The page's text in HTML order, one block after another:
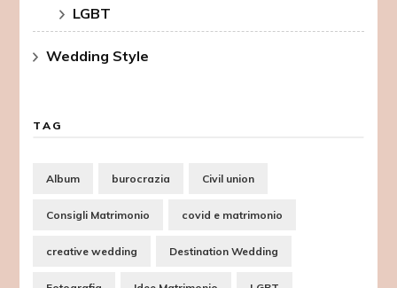
LGBT
Wedding Style
TAG
Album burocrazia Civil union
Consigli Matrimonio covid e matrimonio
creative wedding Destination Wedding